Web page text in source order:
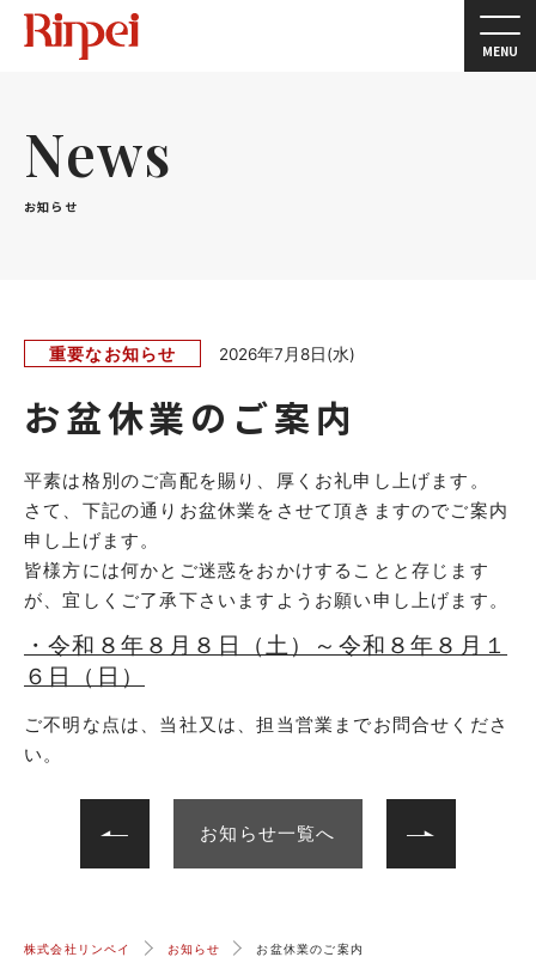
MENU
News
お知らせ
重要なお知らせ 2026年7月8日(水)
お盆休業のご案内
平素は格別のご高配を賜り、厚くお礼申し上げます。
さて、下記の通りお盆休業をさせて頂きますのでご案内
申し上げます。
皆様方には何かとご迷惑をおかけすることと存じます
が、宜しくご了承下さいますようお願い申し上げます。
・令和８年８月８日（土）～令和８年８月１
６日（日）
ご不明な点は、当社又は、担当営業までお問合せくださ
い。
お知らせ一覧へ
株式会社リンペイ お知らせ お盆休業のご案内